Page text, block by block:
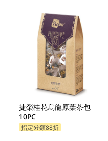
捷榮桂花烏龍原葉茶包
10PC
指定分類88折